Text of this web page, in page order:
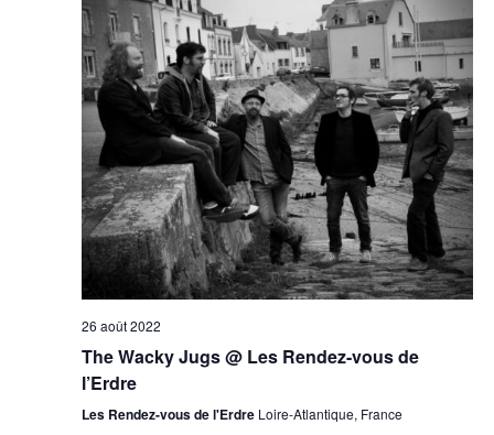
26 août 2022
The Wacky Jugs @ Les Rendez-vous de
l’Erdre
Les Rendez-vous de l'Erdre Loire-Atlantique, France